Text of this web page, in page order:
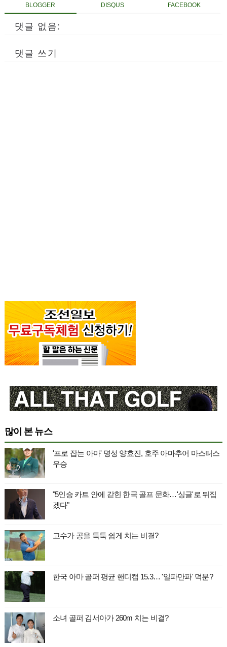
BLOGGER DISQUS FACEBOOK
댓글 없음:
댓글 쓰기
많이 본 뉴스
'프로 잡는 아마' 명성 양효진, 호주 아마추어 마스터스
우승
"5인승 카트 안에 갇힌 한국 골프 문화…'싱글'로 뒤집
겠다"
고수가 공을 툭툭 쉽게 치는 비결?
한국 아마 골퍼 평균 핸디캡 15.3… '일파만파' 덕분?
소녀 골퍼 김서아가 260m 치는 비결?